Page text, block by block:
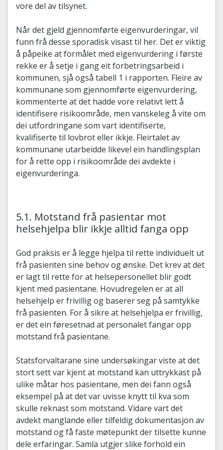
vore del av tilsynet.
Når det gjeld gjennomførte eigenvurderingar, vil
funn frå desse sporadisk visast til her. Det er viktig
å påpeike at formålet med eigenvurdering i første
rekke er å setje i gang eit forbetringsarbeid i
kommunen, sjå også tabell 1 i rapporten. Fleire av
kommunane som gjennomførte eigenvurdering,
kommenterte at det hadde vore relativt lett å
identifisere risikoområde, men vanskeleg å vite om
dei utfordringane som vart identifiserte,
kvalifiserte til lovbrot eller ikkje. Fleirtalet av
kommunane utarbeidde likevel ein handlingsplan
for å rette opp i risikoområde dei avdekte i
eigenvurderinga.
5.1. Motstand frå pasientar mot
helsehjelpa blir ikkje alltid fanga opp
God praksis er å legge hjelpa til rette individuelt ut
frå pasienten sine behov og ønske. Det krev at det
er lagt til rette for at helsepersonellet blir godt
kjent med pasientane. Hovudregelen er at all
helsehjelp er frivillig og baserer seg på samtykke
frå pasienten. For å sikre at helsehjelpa er frivillig,
er det ein føresetnad at personalet fangar opp
motstand frå pasientane.
Statsforvaltarane sine undersøkingar viste at det
stort sett var kjent at motstand kan uttrykkast på
ulike måtar hos pasientane, men dei fann også
eksempel på at det var uvisse knytt til kva som
skulle reknast som motstand. Vidare vart det
avdekt manglande eller tilfeldig dokumentasjon av
motstand og få faste møtepunkt der tilsette kunne
dele erfaringar. Samla utgjer slike forhold ein